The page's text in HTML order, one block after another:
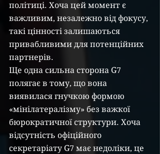
політиці. Хоча цей момент є
важливим, незалежно від фокусу,
такі цінності залишаються
привабливими для потенційних
партнерів.
Ще одна сильна сторона G7
полягає в тому, що вона
виявилася гнучкою формою
«мінілатералізму» без важкої
бюрократичної структури. Хоча
відсутність офіційного
секретаріату G7 має недоліки, це